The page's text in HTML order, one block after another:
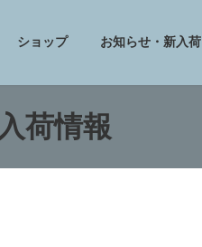
ショップ お知らせ・新入荷
入荷情報